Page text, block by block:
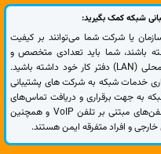
شبکه کمک بگیرید:
یا شرکت شما می‌توانند بر کیفیت
باشند، شما باید تعدادی متخصص و
کارشناس حرفه‌ای را برای نظارت و مدیریت شبکه محلی (LAN) دفتر کار خود داشته باشید.
خدمات شبکه به شرکت های پشتیبانی
به جهت برقراری و دریافت تماس‌های
باکیفیت، به شما اطمینان می‌دهند که روترها و تلفن‌های مبتنی بر تلفن VoIP و همچنین
خارجی و افراد متفرقه ایمن هستند.